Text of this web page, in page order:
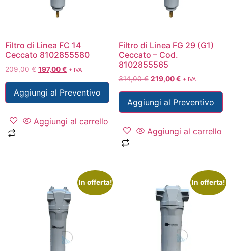
Filtro di Linea FC 14
Ceccato 8102855580
209,00€ 197,00€ + IVA
Aggiungi al Preventivo
Aggiungi al carrello
Filtro di Linea FG 29 (G1)
Ceccato – Cod.
8102855565
314,00€ 219,00€ + IVA
Aggiungi al Preventivo
Aggiungi al carrello
In offerta! In offerta!